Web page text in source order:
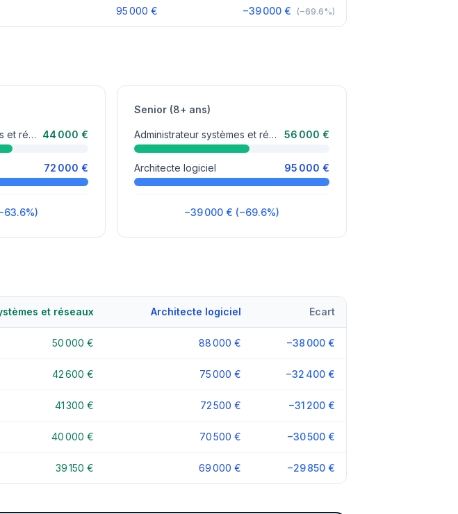
95 000 € −39 000 € (−69.6%)
Administrateur systèmes et réseaux 44 000 €
72 000 €
Senior (8+ ans)
Administrateur systèmes et réseaux 56 000 €
Architecte logiciel 95 000 €
−39 000 € (−69.6%)
et réseaux Architecte logiciel Ecart
50 000 € 88 000 € −38 000 €
42 600 € 75 000 € −32 400 €
41 300 € 72 500 € −31 200 €
40 000 € 70 500 € −30 500 €
39 150 € 69 000 € −29 850 €